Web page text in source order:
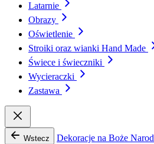
Latarnie
Obrazy
Oświetlenie
Stroiki oraz wianki Hand Made
Świece i świeczniki
Wycieraczki
Zastawa
Wstecz Dekoracje na Boże